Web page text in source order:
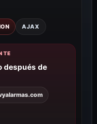
AJAX
después de